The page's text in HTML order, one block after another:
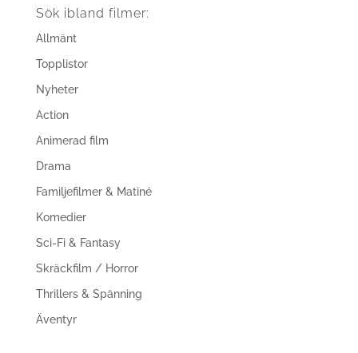
Sök ibland filmer:
Allmänt
Topplistor
Nyheter
Action
Animerad film
Drama
Familjefilmer & Matiné
Komedier
Sci-Fi & Fantasy
Skräckfilm / Horror
Thrillers & Spänning
Äventyr